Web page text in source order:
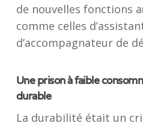
de nouvelles fonctions
comme celles
d’accompagnateur de
Une prison à faible
durable
La durabilité était un